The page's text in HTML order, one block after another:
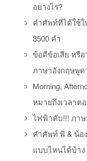
อย่างไร?
คำศัพท์ที่ได้ใช้
3500 คำ
ข้อดีข้อเสีย หรื
ภาษาอังกฤษพูด
Morning,
หมายถึงเวลาต
ไฟฟ้าดับ!!! ภาษ
คำศัพท์ พี่ & น้อ
แบบไหนได้บ้าง